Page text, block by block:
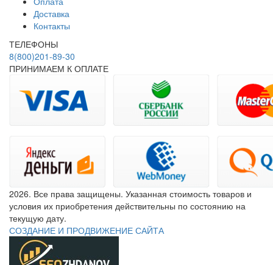
Доставка
Контакты
ТЕЛЕФОНЫ
8(800)201-89-30
ПРИНИМАЕМ К ОПЛАТЕ
2026. Все права защищены. Указанная стоимость товаров и
условия их приобретения действительны по состоянию на
текущую дату.
СОЗДАНИЕ И ПРОДВИЖЕНИЕ САЙТА